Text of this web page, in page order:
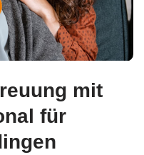
mit
für